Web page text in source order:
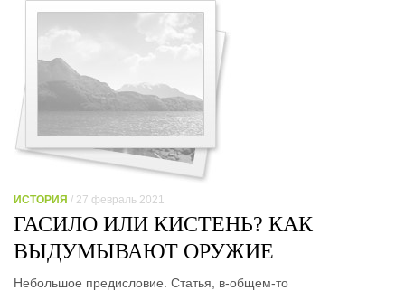
ИСТОРИЯ / 27 февраль 2021
ГАСИЛО ИЛИ КИСТЕНЬ? КАК
ВЫДУМЫВАЮТ ОРУЖИЕ
Небольшое предисловие. Статья, в-общем-то